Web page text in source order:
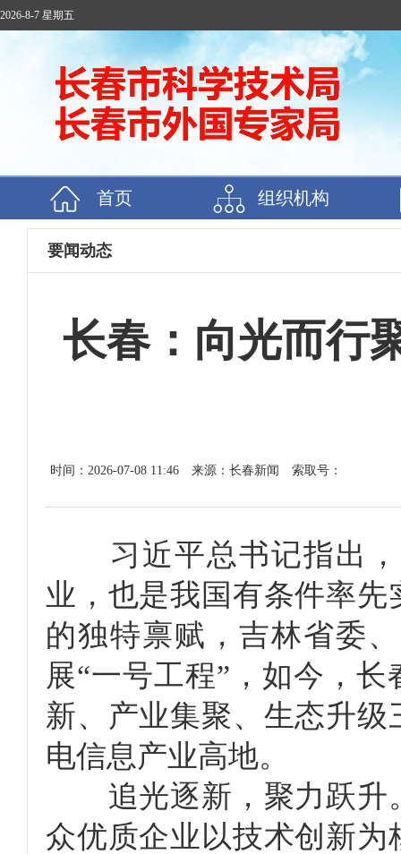
2026-8-7 星期五
首页 组织机构
要闻动态
长春：向光而行
时间：2026-07-08 11:46 来源：长春新闻 索取号：
习近平总书记指出，
业，也是我国有条件率
的独特禀赋，吉林省委
展“一号工程”，如今，
新、产业集聚、生态升
电信息产业高地。
追光逐新，聚力跃升
众优质企业以技术创新